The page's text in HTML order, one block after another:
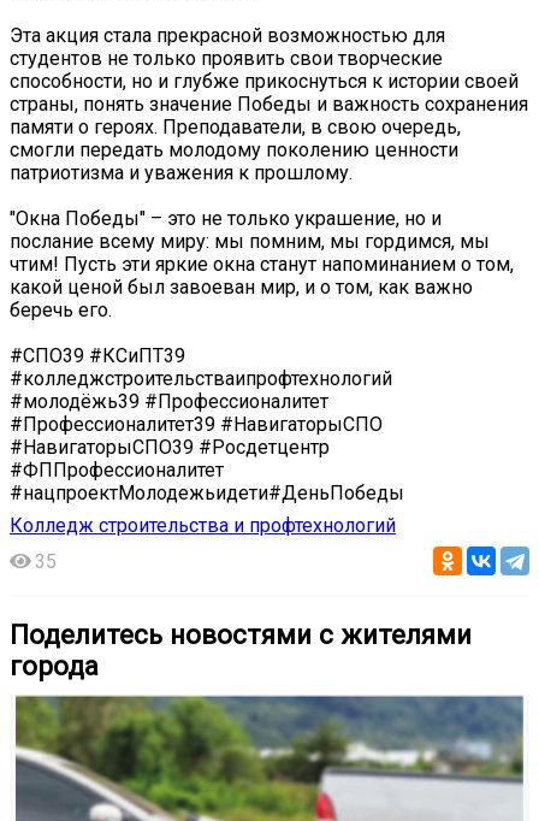
Эта акция стала прекрасной возможностью для
студентов не только проявить свои творческие
способности, но и глубже прикоснуться к истории своей
страны, понять значение Победы и важность сохранения
памяти о героях. Преподаватели, в свою очередь,
смогли передать молодому поколению ценности
патриотизма и уважения к прошлому.
"Окна Победы" – это не только украшение, но и
послание всему миру: мы помним, мы гордимся, мы
чтим! Пусть эти яркие окна станут напоминанием о том,
какой ценой был завоеван мир, и о том, как важно
беречь его.
#СПО39 #КСиПТ39
#колледжстроительстваипрофтехнологий
#молодёжь39 #Профессионалитет
#Профессионалитет39 #НавигаторыСПО
#НавигаторыСПО39 #Росдетцентр
#ФППрофессионалитет
#нацпроектМолодежьидети#ДеньПобеды
Колледж строительства и профтехнологий
35
Поделитесь новостями с жителями
города